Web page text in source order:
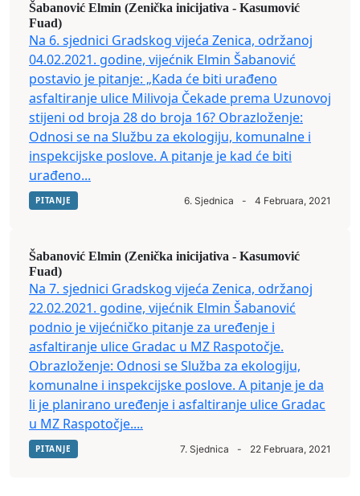
Šabanović Elmin (Zenička inicijativa - Kasumović
Fuad)
Na 6. sjednici Gradskog vijeća Zenica, održanoj
04.02.2021. godine, vijećnik Elmin Šabanović
postavio je pitanje: „Kada će biti urađeno
asfaltiranje ulice Milivoja Čekade prema Uzunovoj
stijeni od broja 28 do broja 16? Obrazloženje:
Odnosi se na Službu za ekologiju, komunalne i
inspekcijske poslove. A pitanje je kad će biti
urađeno...
PITANJE 6. Sjednica - 4 Februara, 2021
Šabanović Elmin (Zenička inicijativa - Kasumović
Fuad)
Na 7. sjednici Gradskog vijeća Zenica, održanoj
22.02.2021. godine, vijećnik Elmin Šabanović
podnio je vijećničko pitanje za uređenje i
asfaltiranje ulice Gradac u MZ Raspotočje.
Obrazloženje: Odnosi se Služba za ekologiju,
komunalne i inspekcijske poslove. A pitanje je da
li je planirano uređenje i asfaltiranje ulice Gradac
u MZ Raspotočje....
PITANJE 7. Sjednica - 22 Februara, 2021